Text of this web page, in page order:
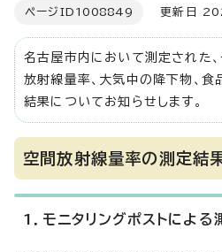
ページID 1008849 更新日
名古屋市内において測定された
放射線量率、大気中の降下物、食
結果についてお知らせします。
空間放射線量率の測定結
1．モニタリングポストによる